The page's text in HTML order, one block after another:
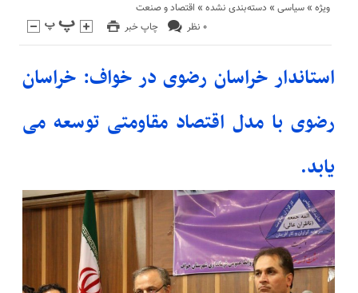
چاپ خبر ۰ نظر
اقتصاد و صنعت « دسته‌بندی نشده « سیاسی « ویژه
استاندار خراسان رضوی در خواف: خراسان
رضوی با مدل اقتصاد مقاومتی توسعه می
یابد.